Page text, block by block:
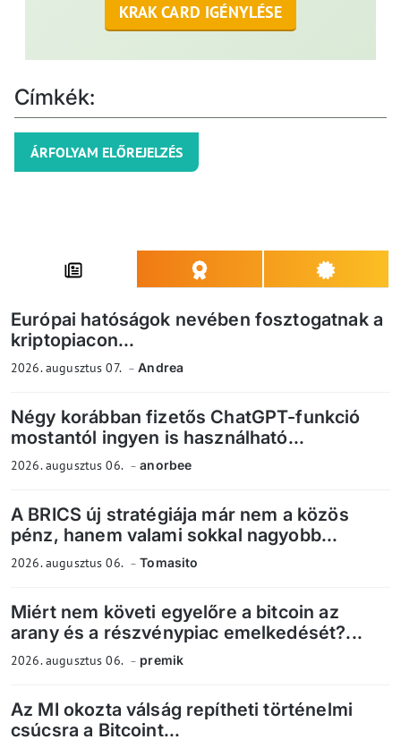
KRAK CARD IGÉNYLÉSE
Címkék:
ÁRFOLYAM ELŐREJELZÉS
Európai hatóságok nevében fosztogatnak a
kriptopiacon...
2026. augusztus 07. Andrea
Négy korábban fizetős ChatGPT-funkció
mostantól ingyen is használható...
2026. augusztus 06. anorbee
A BRICS új stratégiája már nem a közös
pénz, hanem valami sokkal nagyobb...
2026. augusztus 06. Tomasito
Miért nem követi egyelőre a bitcoin az
arany és a részvénypiac emelkedését?...
2026. augusztus 06. premik
Az MI okozta válság repítheti történelmi
csúcsra a Bitcoint...